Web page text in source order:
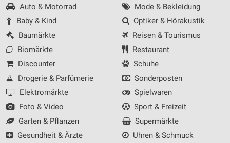
Auto & Motorrad
Baby & Kind
Baumärkte
Biomärkte
Discounter
Drogerie & Parfümerie
Elektromärkte
Foto & Video
Garten & Pflanzen
Gesundheit & Ärzte
Mode & Bekleidung
Optiker & Hörakustik
Reisen & Tourismus
Restaurant
Schuhe
Sonderposten
Spielwaren
Sport & Freizeit
Supermärkte
Uhren & Schmuck